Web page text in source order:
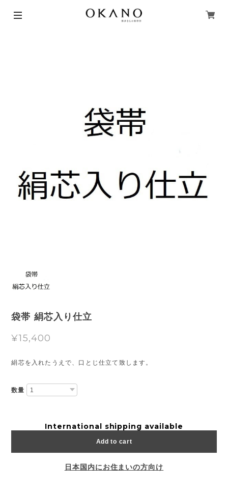
袋帯 絹芯入り仕立
¥15,400
絹芯を入れたうえで、口とじ仕立て致します。
数量
International shipping available
Add to cart
日本国内にお住まいの方向け